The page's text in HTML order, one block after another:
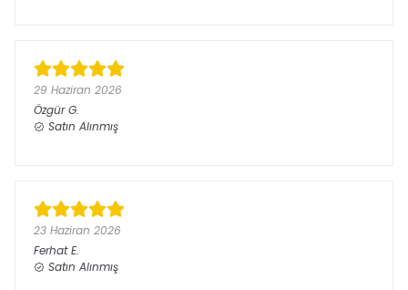
29 Haziran 2026
Özgür G.
Satın Alınmış
23 Haziran 2026
Ferhat E.
Satın Alınmış